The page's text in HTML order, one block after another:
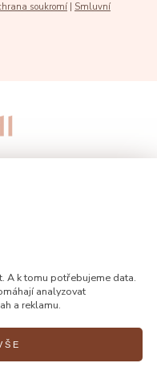
soukromí
Smluvní
A k tomu potřebujeme data.
analyzovat
a reklamu.